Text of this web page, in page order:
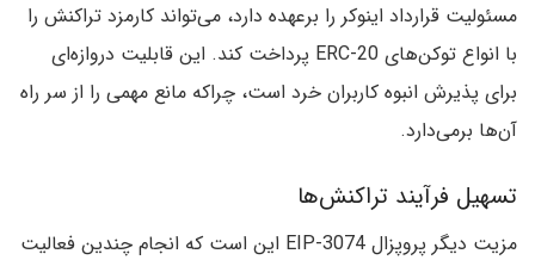
مسئولیت قرارداد اینوکر را برعهده دارد، می‌تواند کارمزد تراکنش را
با انواع توکن‌های ERC-20 پرداخت کند. این قابلیت دروازه‌ای
برای پذیرش انبوه کاربران خرد است، چراکه مانع مهمی را از سر راه
آن‌ها برمی‌دارد.
تسهیل فرآیند تراکنش‌ها
مزیت دیگر پروپزال EIP-3074 این است که انجام چندین فعالیت